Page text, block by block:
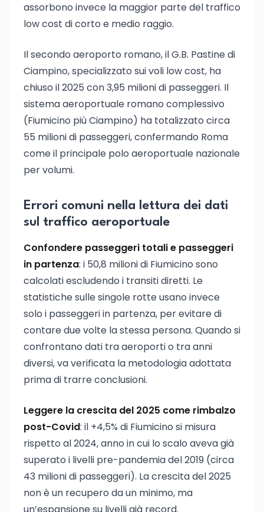
assorbono invece la maggior parte del traffico
low cost di corto e medio raggio.
Il secondo aeroporto romano, il G.B. Pastine di
Ciampino, specializzato sui voli low cost, ha
chiuso il 2025 con 3,95 milioni di passeggeri. Il
sistema aeroportuale romano complessivo
(Fiumicino più Ciampino) ha totalizzato circa
55 milioni di passeggeri, confermando Roma
come il principale polo aeroportuale nazionale
per volumi.
Errori comuni nella lettura dei dati
sul traffico aeroportuale
Confondere passeggeri totali e passeggeri
in partenza: i 50,8 milioni di Fiumicino sono
calcolati escludendo i transiti diretti. Le
statistiche sulle singole rotte usano invece
solo i passeggeri in partenza, per evitare di
contare due volte la stessa persona. Quando si
confrontano dati tra aeroporti o tra anni
diversi, va verificata la metodologia adottata
prima di trarre conclusioni.
Leggere la crescita del 2025 come rimbalzo
post-Covid: il +4,5% di Fiumicino si misura
rispetto al 2024, anno in cui lo scalo aveva già
superato i livelli pre-pandemia del 2019 (circa
43 milioni di passeggeri). La crescita del 2025
non è un recupero da un minimo, ma